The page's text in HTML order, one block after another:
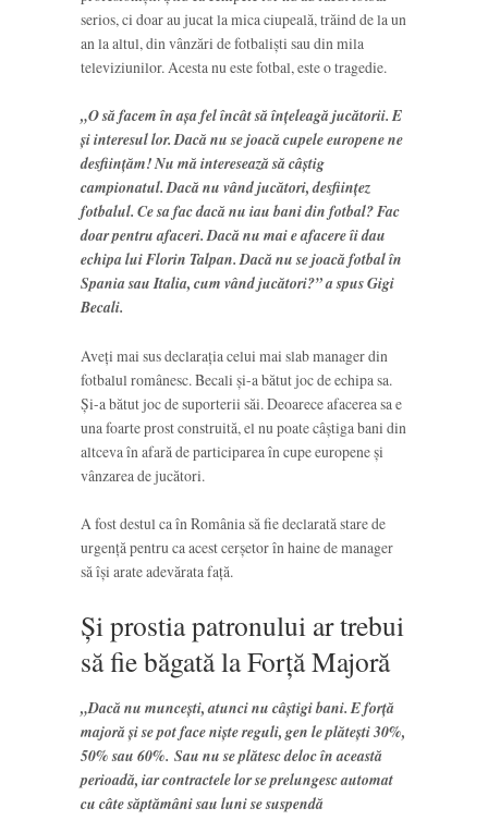
serios, ci doar au jucat la mica ciupeală, trăind de la un
an la altul, din vânzări de fotbaliști sau din mila
televiziunilor. Acesta nu este fotbal, este o tragedie.
„O să facem în așa fel încât să înțeleagă jucătorii. E
și interesul lor. Dacă nu se joacă cupele europene ne
desființăm! Nu mă interesează să câștig
campionatul. Dacă nu vând jucători, desființez
fotbalul. Ce sa fac dacă nu iau bani din fotbal? Fac
doar pentru afaceri. Dacă nu mai e afacere îi dau
echipa lui Florin Talpan. Dacă nu se joacă fotbal în
Spania sau Italia, cum vând jucători?” a spus Gigi
Becali.
Aveți mai sus declarația celui mai slab manager din
fotbalul românesc. Becali și-a bătut joc de echipa sa.
Și-a bătut joc de suporterii săi. Deoarece afacerea sa e
una foarte prost construită, el nu poate câștiga bani din
altceva în afară de participarea în cupe europene și
vânzarea de jucători.
A fost destul ca în România să fie declarată stare de
urgență pentru ca acest cerșetor în haine de manager
să își arate adevărata față.
Și prostia patronului ar trebui
să fie băgată la Forță Majoră
„Dacă nu munceşti, atunci nu câştigi bani. E forţă
majoră şi se pot face nişte reguli, gen le plăteşti 30%,
50% sau 60%. Sau nu se plătesc deloc în această
perioadă, iar contractele lor se prelungesc automat
cu câte săptămâni sau luni se suspendă